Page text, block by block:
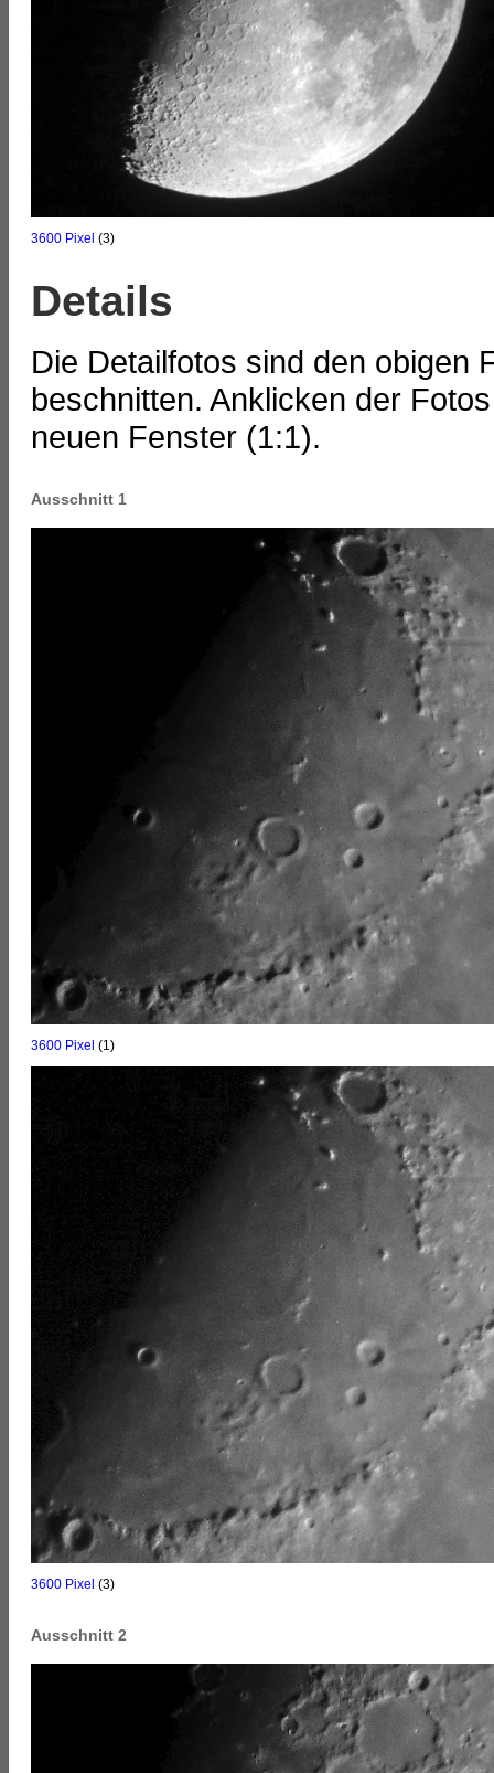
3600 Pixel (3)
Details
Die Detailfotos sind den obigen
beschnitten. Anklicken der
neuen Fenster (1:1).
Ausschnitt 1
3600 Pixel (1)
3600 Pixel (3)
Ausschnitt 2